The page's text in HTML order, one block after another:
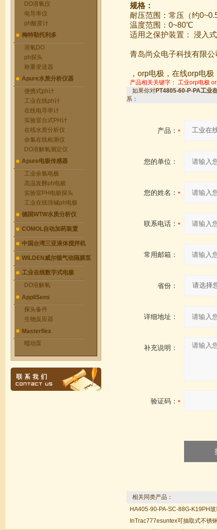
DO溶氧仪
电导率仪
ph酸度计
梅特勒托利多
溶氧DO
ph探头
称重变送器
Apure水质分析仪器
便携式ph计
工业在线ph计
在线电导率计
实验室台式PH计
在线水质分析仪
余氯在线检测仪
DO溶解氧测定仪
Apure电极传感器
工业余氯电极
高温发酵ph电极
实验室PH电极探头
工业在线强碱ph电极
德国WTW水质分析仪
COMOL自动加药装置
中国台湾三亚液体搅拌机
WILDEN威尔顿气动隔膜泵
工业在线数字式电极
DO溶解氧
AppliSens
探头备件
生物反应器
Masterflex
蠕动泵
规格：
耐压范围：常压（约
温度范围：0~80℃
适用之保护装置： 浸入
青岛尚众电子科技有限
，orp电极，在线orp电
产品相关关键字： 工业orp电极
如果你对PT4805-60-P-PA工业
系：
产品：
您的单位：
您的姓名：
联系电话：
常用邮箱：
省份：
详细地址：
补充说明：
验证码：
相关同类产品：
HA405-90-PA-SC-88G-K19PH
InTrac777esuntex可抽取式不锈